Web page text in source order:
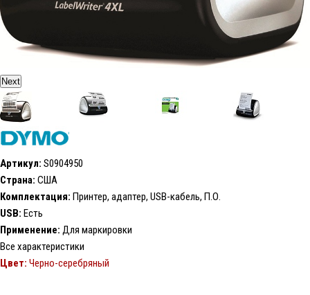
Next
Артикул: S0904950
Страна: США
Комплектация: Принтер, адаптер, USB-кабель, П.О.
USB: Есть
Применение: Для маркировки
Все характеристики
Цвет: Черно-серебряный